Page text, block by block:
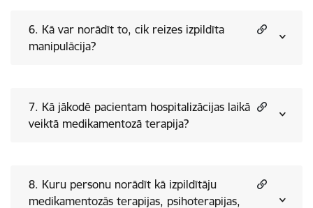
6. Kā var norādīt to, cik reizes izpildīta
manipulācija?
7. Kā jākodē pacientam hospitalizācijas laikā
veiktā medikamentozā terapija?
8. Kuru personu norādīt kā izpildītāju
medikamentozās terapijas, psihoterapijas,